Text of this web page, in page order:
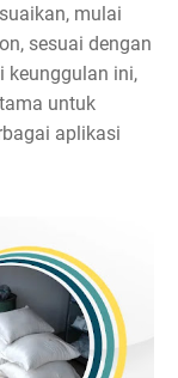
mulai
sesuai dengan
keunggulan ini,
untuk
aplikasi